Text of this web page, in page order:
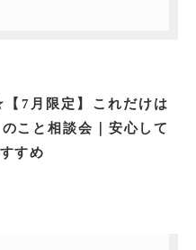
7月限定】これだけは
こと相談会｜安心して
すめ